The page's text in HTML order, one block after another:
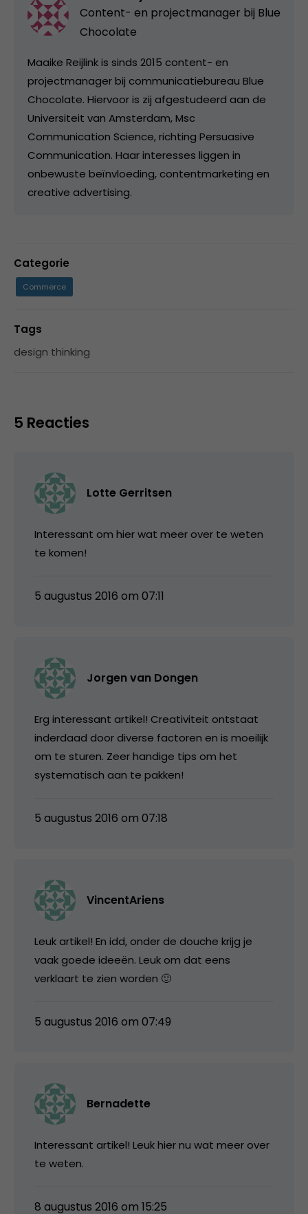
Content- en projectmanager bij Blue
Chocolate
Maaike Reijlink is sinds 2015 content- en
projectmanager bij communicatiebureau Blue
Chocolate. Hiervoor is zij afgestudeerd aan de
Universiteit van Amsterdam, Msc
Communication Science, richting Persuasive
Communication. Haar interesses liggen in
onbewuste beïnvloeding, contentmarketing en
creative advertising.
Categorie
Commerce
Tags
design thinking
5 Reacties
Lotte Gerritsen
Interessant om hier wat meer over te weten
te komen!
5 augustus 2016 om 07:11
Jorgen van Dongen
Erg interessant artikel! Creativiteit ontstaat
inderdaad door diverse factoren en is moeilijk
om te sturen. Zeer handige tips om het
systematisch aan te pakken!
5 augustus 2016 om 07:18
VincentAriens
Leuk artikel! En idd, onder de douche krijg je
vaak goede ideeën. Leuk om dat eens
verklaart te zien worden 🙂
5 augustus 2016 om 07:49
Bernadette
Interessant artikel! Leuk hier nu wat meer over
te weten.
8 augustus 2016 om 15:25